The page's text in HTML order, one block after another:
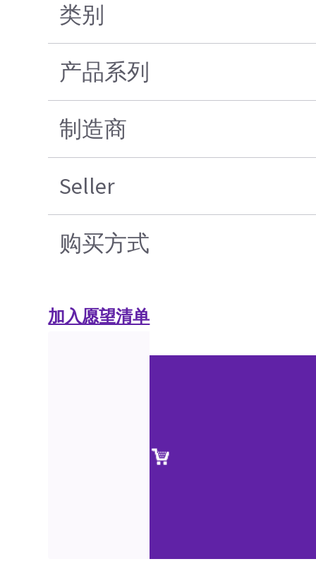
类别
产品系列
制造商
Seller
购买方式
加入愿望清单